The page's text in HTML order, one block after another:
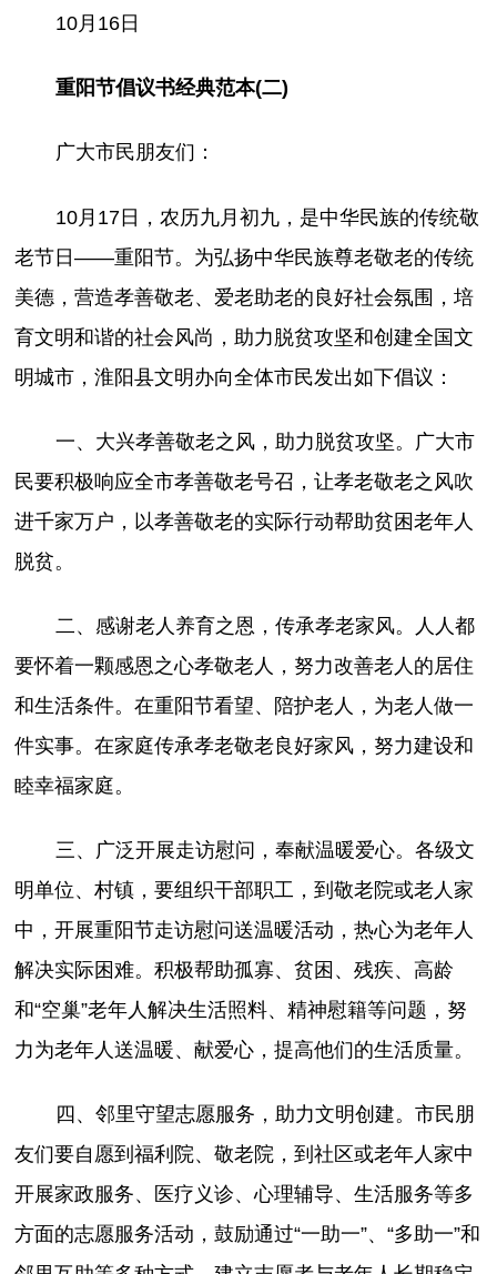
10月16日
重阳节倡议书经典范本(二)
广大市民朋友们：
10月17日，农历九月初九，是中华民族的传统敬
老节日——重阳节。为弘扬中华民族尊老敬老的传统
美德，营造孝善敬老、爱老助老的良好社会氛围，培
育文明和谐的社会风尚，助力脱贫攻坚和创建全国文
明城市，淮阳县文明办向全体市民发出如下倡议：
一、大兴孝善敬老之风，助力脱贫攻坚。广大市
民要积极响应全市孝善敬老号召，让孝老敬老之风吹
进千家万户，以孝善敬老的实际行动帮助贫困老年人
脱贫。
二、感谢老人养育之恩，传承孝老家风。人人都
要怀着一颗感恩之心孝敬老人，努力改善老人的居住
和生活条件。在重阳节看望、陪护老人，为老人做一
件实事。在家庭传承孝老敬老良好家风，努力建设和
睦幸福家庭。
三、广泛开展走访慰问，奉献温暖爱心。各级文
明单位、村镇，要组织干部职工，到敬老院或老人家
中，开展重阳节走访慰问送温暖活动，热心为老年人
解决实际困难。积极帮助孤寡、贫困、残疾、高龄
和“空巢”老年人解决生活照料、精神慰籍等问题，努
力为老年人送温暖、献爱心，提高他们的生活质量。
四、邻里守望志愿服务，助力文明创建。市民朋
友们要自愿到福利院、敬老院，到社区或老年人家中
开展家政服务、医疗义诊、心理辅导、生活服务等多
方面的志愿服务活动，鼓励通过“一助一”、“多助一”和